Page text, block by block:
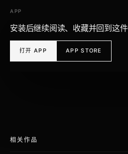
APP
安装后继续阅读、收藏并回到这
打开 APP APP STORE
相关作品